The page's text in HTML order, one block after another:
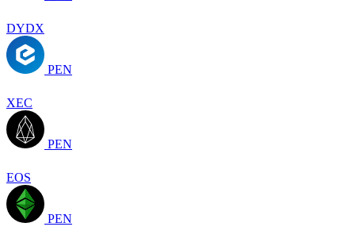
DYDX
PEN
XEC
PEN
EOS
PEN